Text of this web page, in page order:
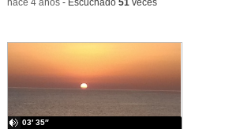
-hace 4 años- Escuchado 51 veces
03′ 35″